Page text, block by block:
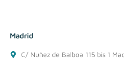
Madrid
C/ Nuñez de Balboa 115 bis 1